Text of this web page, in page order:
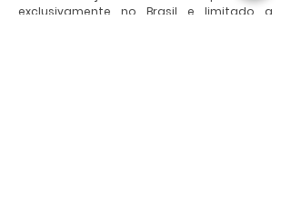
exclusivamente no Brasil e limitado a